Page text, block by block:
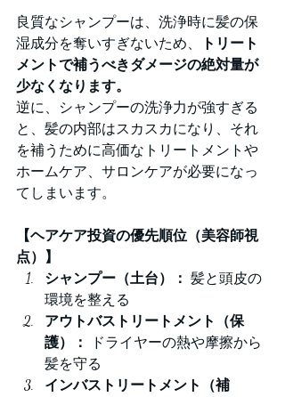
良質なシャンプーは、洗浄時に髪の保
湿成分を奪いすぎないため、
トリート
メントで補うべきダメージの絶対量が
少なくなります。
逆に、シャンプーの洗浄力が強すぎる
と、髪の内部はスカスカになり、それ
を補うために高価なトリートメントや
ホームケア、サロンケアが必要になっ
てしまいます。
【ヘアケア投資の優先順位（美容師視
点）】
シャンプー（土台）： 髪と頭皮の
環境を整える
アウトバストリートメント（保
護）：
ドライヤーの熱や摩擦から
髪を守る
インバストリートメント（補